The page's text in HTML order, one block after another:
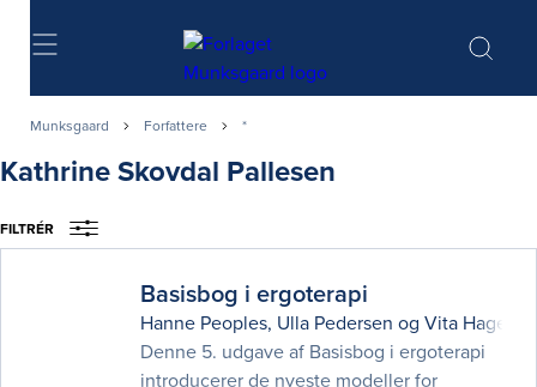
Søg
Munksgaard Forfattere *
Kathrine Skovdal Pallesen
FILTRÉR
Basisbog i ergoterapi
Hanne Peoples, Ulla Pedersen og Vita
Denne 5. udgave af Basisbog i ergoterapi
introducerer de nyeste modeller for